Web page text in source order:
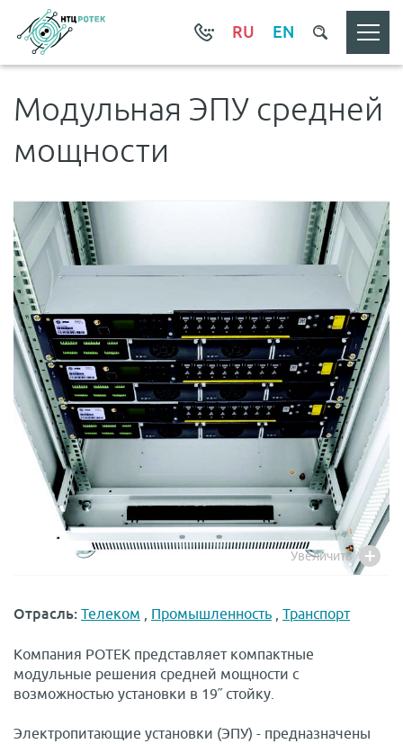
RU EN
Модульная ЭПУ средней
мощности
Увеличить
Отрасль: Телеком Промышленность Транспорт
Компания РОТЕК представляет компактные
модульные решения средней мощности с
возможностью установки в 19˝ стойку.
Электропитающие установки (ЭПУ) - предназначены